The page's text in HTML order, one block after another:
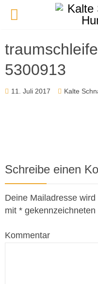
5300913
11. Juli 2017 Kalte
Schreibe einen
Deine Mailadresse
mit *
Kommentar